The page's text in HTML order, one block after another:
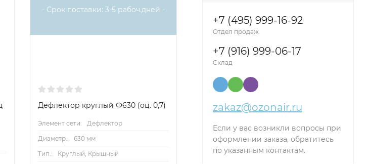
- Срок поставки: 3-5 рабоч.дней -
Дефлектор круглый Ф630 (оц. 0,7)
Элемент сети:
Дефлектор
Диаметр.:
630 мм
Тип.:
Круглый, Крышный
+7 (495) 999-16-92
Отдел продаж
+7 (916) 999-06-17
Склад
zakaz@ozonair.ru
Если у вас возникли вопросы при
оформлении заказа, обратитесь
по указанным контактам.